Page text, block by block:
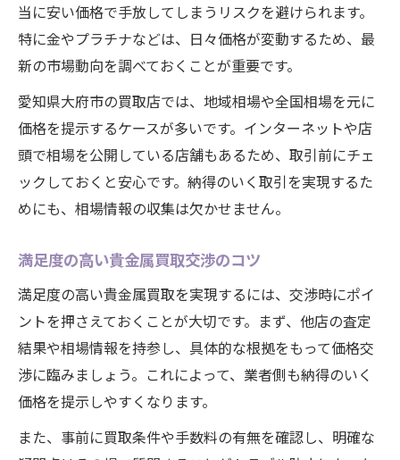
当に安い価格で手放してしまうリスクを避けられます。
特に金やプラチナなどは、日々価格が変動するため、最
新の市場動向を調べておくことが重要です。
愛知県大府市の買取店では、地域相場や全国相場を元に
価格を提示するケースが多いです。インターネットや店
頭で相場を公開している店舗もあるため、取引前にチェ
ックしておくと安心です。納得のいく取引を実現するた
めにも、相場情報の収集は欠かせません。
満足度の高い貴金属買取交渉のコツ
満足度の高い貴金属買取を実現するには、交渉時にポイ
ントを押さえておくことが大切です。まず、他店の査定
結果や相場情報を持参し、具体的な根拠をもって価格交
渉に臨みましょう。これによって、業者側も納得のいく
価格を提示しやすくなります。
また、事前に買取条件や手数料の有無を確認し、明確な